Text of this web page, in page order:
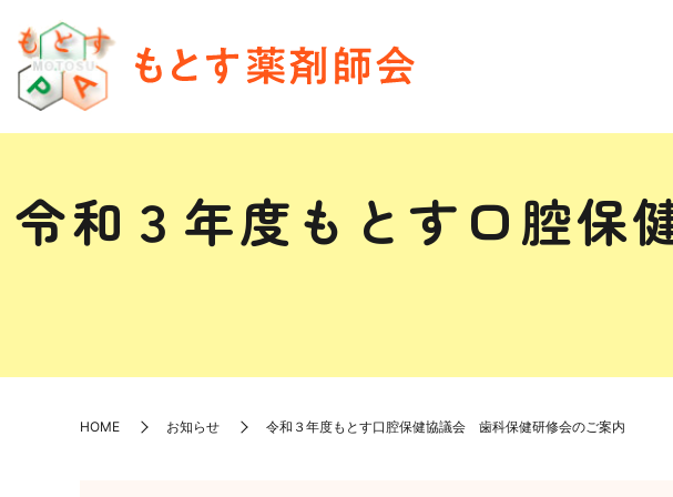
令和３年度もとす口腔
HOME お知らせ 令和３年度もとす口腔保健協議会 歯科保健研修会のご案内